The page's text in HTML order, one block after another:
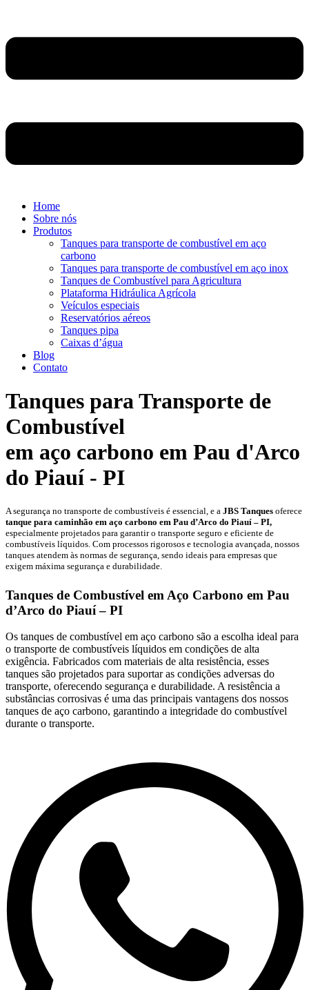
Home
Sobre nós
Produtos
Tanques para transporte de combustível em aço
carbono
Tanques para transporte de combustível em aço inox
Tanques de Combustível para Agricultura
Plataforma Hidráulica Agrícola
Veículos especiais
Reservatórios aéreos
Tanques pipa
Caixas d’água
Blog
Contato
Tanques para Transporte de
Combustível
em aço carbono em Pau d'Arco
do Piauí - PI
A segurança no transporte de combustíveis é essencial, e a JBS Tanques oferece
tanque para caminhão em aço carbono em Pau d’Arco do Piauí – PI,
especialmente projetados para garantir o transporte seguro e eficiente de
combustíveis líquidos. Com processos rigorosos e tecnologia avançada, nossos
tanques atendem às normas de segurança, sendo ideais para empresas que
exigem máxima segurança e durabilidade.
Tanques de Combustível em Aço Carbono em Pau
d’Arco do Piauí – PI
Os tanques de combustível em aço carbono são a escolha ideal para
o transporte de combustíveis líquidos em condições de alta
exigência. Fabricados com materiais de alta resistência, esses
tanques são projetados para suportar as condições adversas do
transporte, oferecendo segurança e durabilidade. A resistência a
substâncias corrosivas é uma das principais vantagens dos nossos
tanques de aço carbono, garantindo a integridade do combustível
durante o transporte.